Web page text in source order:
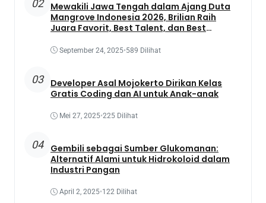
02
Mewakili Jawa Tengah dalam Ajang Duta
Mangrove Indonesia 2026, Brilian Raih
Juara Favorit, Best Talent, dan Best
September 24, 2025•589 Dilihat
03
Developer Asal Mojokerto Dirikan Kelas
Gratis Coding dan AI untuk Anak-anak
Mei 27, 2025•225 Dilihat
04
Gembili sebagai Sumber Glukomanan:
Alternatif Alami untuk Hidrokoloid dalam
Industri Pangan
April 2, 2025•122 Dilihat